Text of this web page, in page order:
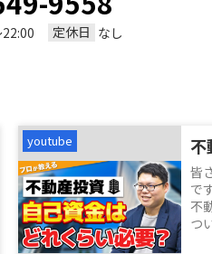
定休日 なし
youtube
皆
で
不
つ